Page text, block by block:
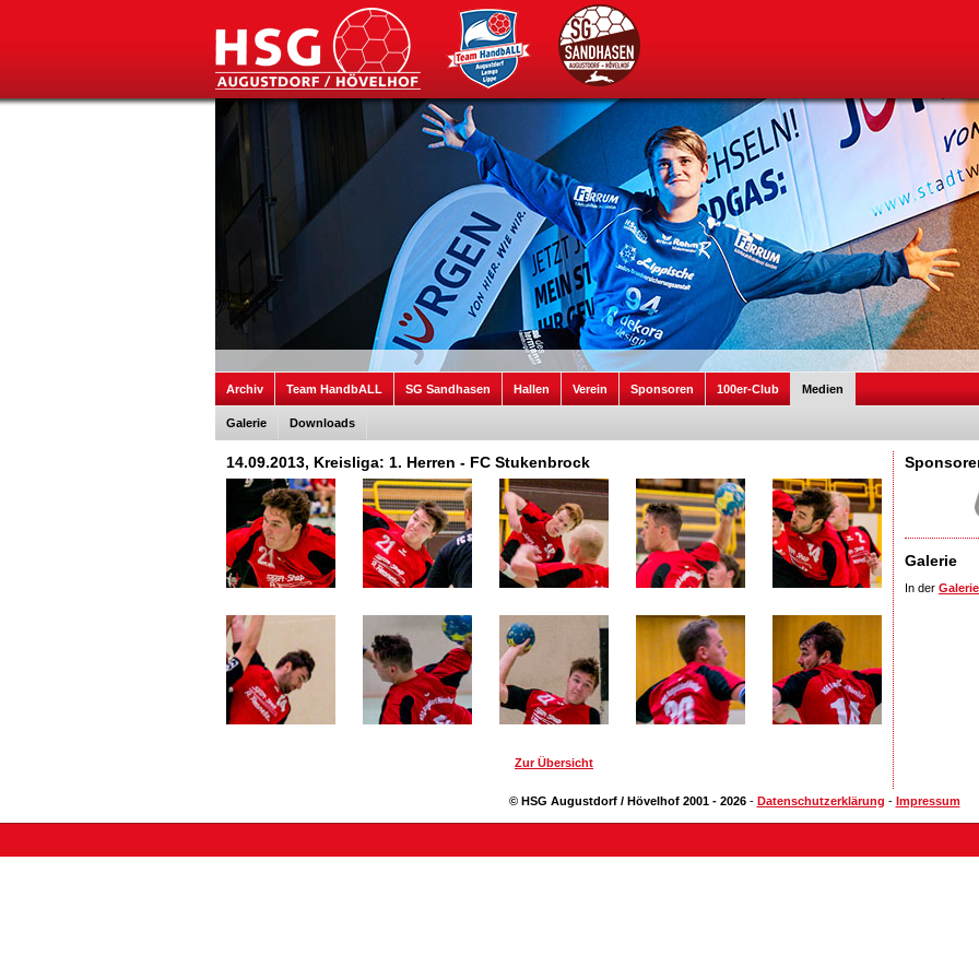
Archiv Team HandbALL SG Sandhasen Hallen Verein Sponsoren 100er-Club Medien
Galerie Downloads
14.09.2013, Kreisliga: 1. Herren - FC Stukenbrock
Zur Übersicht
Galerie
In der Galerie
© HSG Augustdorf / Hövelhof 2001 - 2026- Datenschutzerklärung - Impressum